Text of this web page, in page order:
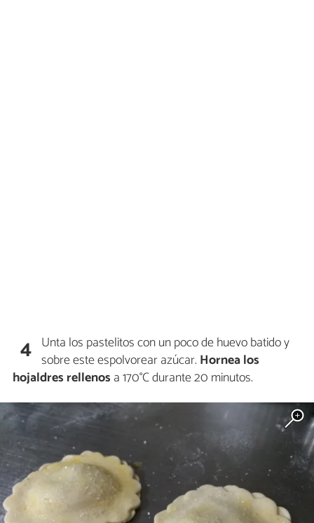
4 Unta los pastelitos con un poco de huevo batido y
sobre este espolvorear azúcar. Hornea los
hojaldres rellenos a 170°C durante 20 minutos.